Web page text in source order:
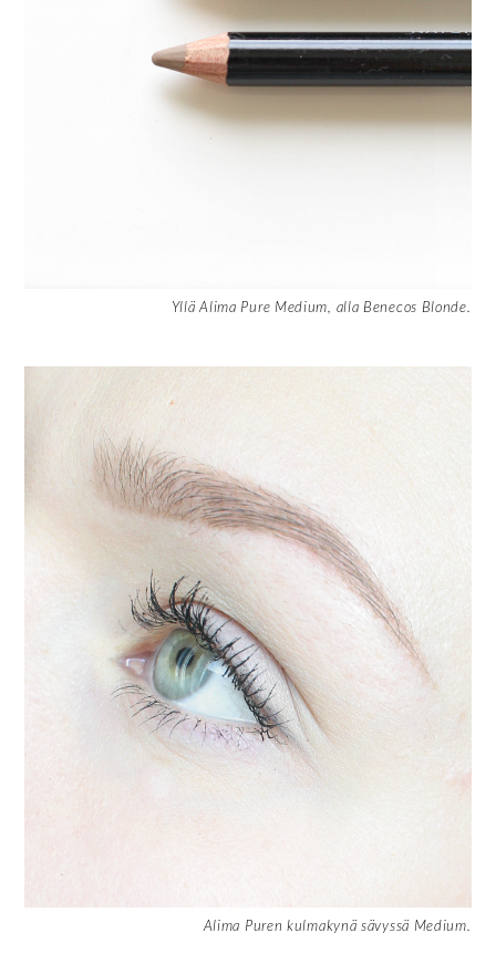
Yllä Alima Pure Medium, alla Benecos Blonde.
Alima Puren kulmakynä sävyssä Medium.